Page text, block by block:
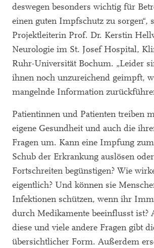
deswegen besonders wichtig für
einen guten Impfschutz zu sorgen“,
Projektleiterin Prof. Dr. Kerstin
Neurologie im St. Josef Hospital,
Ruhr-Universität Bochum. „Leider
ihnen noch unzureichend geimpft,
mangelnde Information
Patientinnen und Patienten treiben
eigene Gesundheit und auch die
Fragen um. Kann eine Impfung
Schub der Erkrankung auslösen
Fortschreiten begünstigen? Wie
eigentlich? Und können sie
Infektionen schützen, wenn ihr
durch Medikamente beeinflusst ist?
diese und viele andere Fragen gibt
übersichtlicher Form. Außerdem